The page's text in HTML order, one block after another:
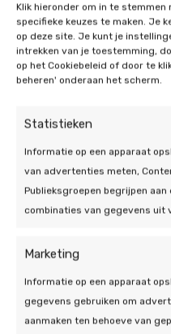
Klik hieronder om in te
specifieke keuzes te maken. Je
op deze site. Je kunt je
intrekken van je toestemming,
op het Cookiebeleid of door te
beheren' onderaan het scherm.
Statistieken
Informatie op een apparaat
van advertenties meten,
Publieksgroepen begrijpen
combinaties van gegevens uit
Marketing
Informatie op een apparaat
gegevens gebruiken om
aanmaken ten behoeve van
Onze
Bent u op zoek naar
installateur in
bij De Duurzame
expertise die nodig zijn